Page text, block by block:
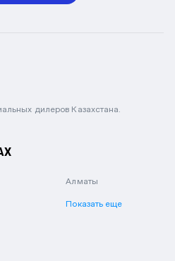
дилеров Казахстана.
Алматы
Показать еще